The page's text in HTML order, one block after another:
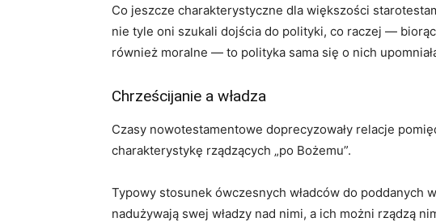
Co jeszcze charakterystyczne dla większości
nie tyle oni szukali dojścia do polityki, co raczej —
również moralne — to polityka sama się o nich
Chrześcijanie a władza
Czasy nowotestamentowe doprecyzowały relacje
charakterystykę rządzących „po Bożemu”.
Typowy stosunek ówczesnych władców do poddanych
nadużywają swej władzy nad nimi, a ich możni rządzą